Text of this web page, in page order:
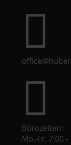


Bürozeiten:
Mo.-Fr. 7:00